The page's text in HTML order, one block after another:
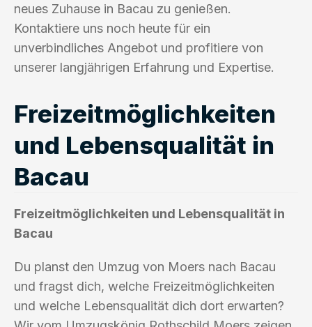
neues Zuhause in Bacau zu genießen.
Kontaktiere uns noch heute für ein
unverbindliches Angebot und profitiere von
unserer langjährigen Erfahrung und Expertise.
Freizeitmöglichkeiten
und Lebensqualität in
Bacau
Freizeitmöglichkeiten und Lebensqualität in
Bacau
Du planst den Umzug von Moers nach Bacau
und fragst dich, welche Freizeitmöglichkeiten
und welche Lebensqualität dich dort erwarten?